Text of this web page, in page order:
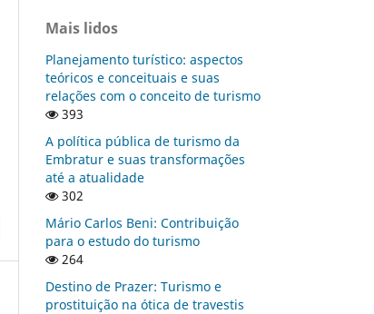
Mais lidos
Planejamento turístico: aspectos
teóricos e conceituais e suas
relações com o conceito de turismo
393
A política pública de turismo da
Embratur e suas transformações
até a atualidade
302
Mário Carlos Beni: Contribuição
para o estudo do turismo
264
Destino de Prazer: Turismo e
prostituição na ótica de travestis